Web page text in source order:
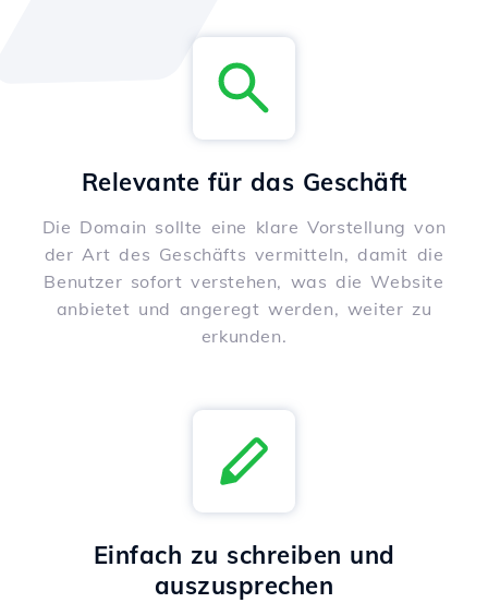
Relevante für das Geschäft
Die Domain sollte eine klare Vorstellung von
der Art des Geschäfts vermitteln, damit die
Benutzer sofort verstehen, was die Website
anbietet und angeregt werden, weiter zu
erkunden.
Einfach zu schreiben und
auszusprechen